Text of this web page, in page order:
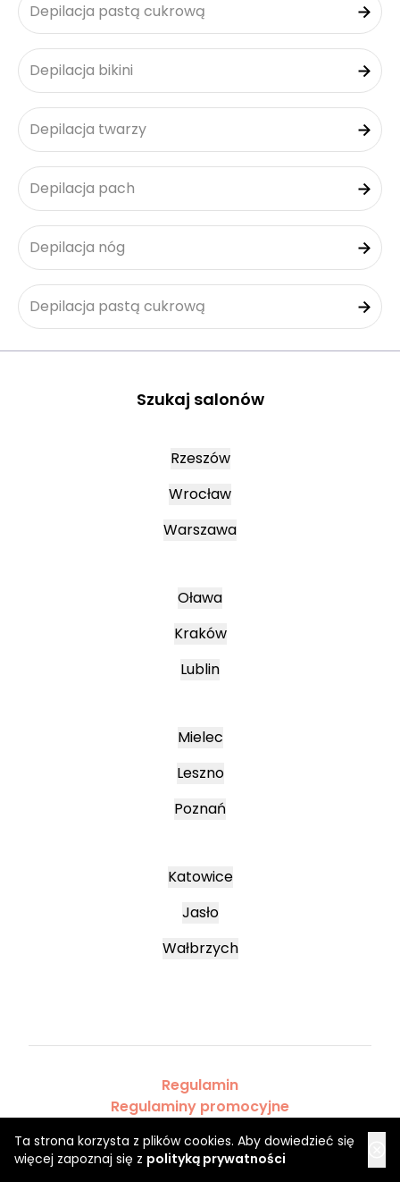
Ta strona korzysta z plików cookies. Aby dowiedzieć się
więcej zapoznaj się z polityką prywatności
Depilacja pastą cukrową
Depilacja bikini
Depilacja twarzy
Depilacja pach
Depilacja nóg
Depilacja pastą cukrową
Szukaj salonów
Rzeszów
Wrocław
Warszawa
Oława
Kraków
Lublin
Mielec
Leszno
Poznań
Katowice
Jasło
Wałbrzych
Regulamin
Regulaminy promocyjne